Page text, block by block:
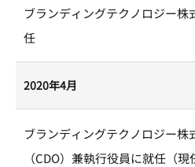
ブランディングテクノロジー株
任
2020年4月
ブランディングテクノロジー株
（CDO）兼執行役員に就任（現